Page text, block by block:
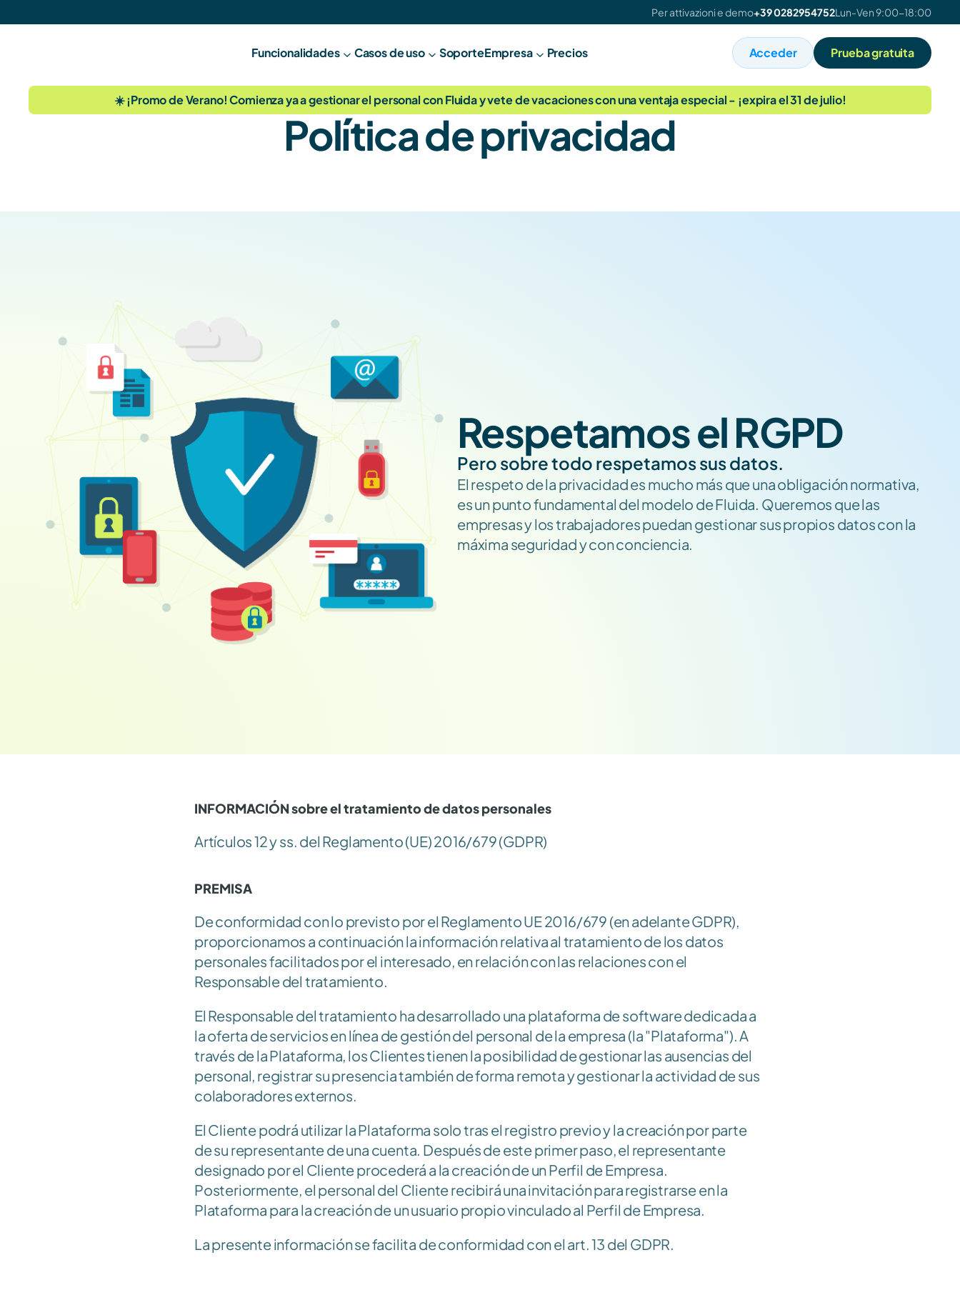
Per attivazioni e demo+39 0282954752Lun-Ven 9:00-18:00
Funcionalidades Casos de uso SoporteEmpresa Precios Acceder Prueba gratuita
☀️ ¡Promo de Verano! Comienza ya a gestionar el personal con Fluida y vete de vacaciones con una ventaja especial - ¡expira el 31 de julio!
Política de privacidad
Respetamos el RGPD
Pero sobre todo respetamos sus datos.
El respeto de la privacidad es mucho más que una obligación normativa,
es un punto fundamental del modelo de Fluida. Queremos que las
empresas y los trabajadores puedan gestionar sus propios datos con la
máxima seguridad y con conciencia.
INFORMACIÓN sobre el tratamiento de datos personales
Artículos 12 y ss. del Reglamento (UE) 2016/679 (GDPR)
PREMISA
De conformidad con lo previsto por el Reglamento UE 2016/679 (en adelante GDPR),
proporcionamos a continuación la información relativa al tratamiento de los datos
personales facilitados por el interesado, en relación con las relaciones con el
Responsable del tratamiento.
El Responsable del tratamiento ha desarrollado una plataforma de software dedicada a
la oferta de servicios en línea de gestión del personal de la empresa (la "Plataforma"). A
través de la Plataforma, los Clientes tienen la posibilidad de gestionar las ausencias del
personal, registrar su presencia también de forma remota y gestionar la actividad de sus
colaboradores externos.
El Cliente podrá utilizar la Plataforma solo tras el registro previo y la creación por parte
de su representante de una cuenta. Después de este primer paso, el representante
designado por el Cliente procederá a la creación de un Perfil de Empresa.
Posteriormente, el personal del Cliente recibirá una invitación para registrarse en la
Plataforma para la creación de un usuario propio vinculado al Perfil de Empresa.
La presente información se facilita de conformidad con el art. 13 del GDPR.